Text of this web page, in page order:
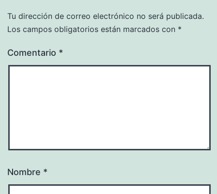
Tu dirección de correo electrónico no será publicada.
Los campos obligatorios están marcados con *
Comentario *
Nombre *